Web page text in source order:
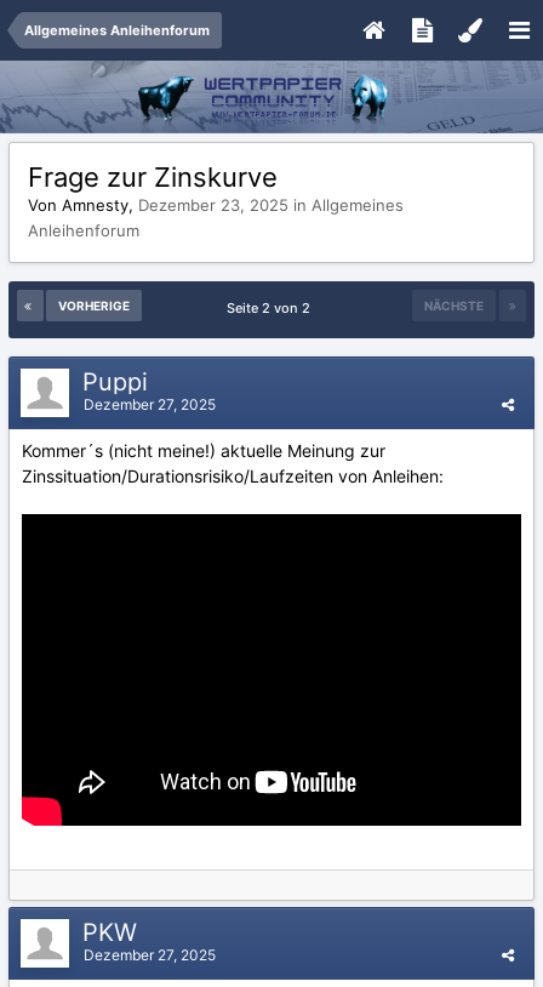
Allgemeines Anleihenforum
Frage zur Zinskurve
Von Amnesty, Dezember 23, 2025 in Allgemeines
Anleihenforum
VORHERIGE NÄCHSTE
Seite 2 von 2
Puppi
Dezember 27, 2025
Kommer´s (nicht meine!) aktuelle Meinung zur
Zinssituation/Durationsrisiko/Laufzeiten von Anleihen:
PKW
Dezember 27, 2025